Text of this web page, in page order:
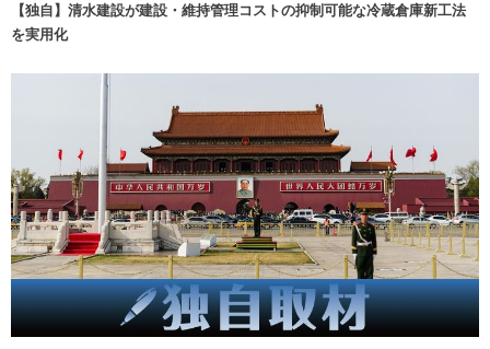
【独自】清水建設が建設・維持管理コストの抑制可能な冷蔵倉庫新工法
を実用化